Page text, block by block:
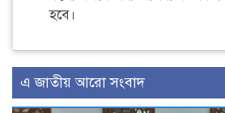
হবে।
এ জাতীয় আরো সংবাদ